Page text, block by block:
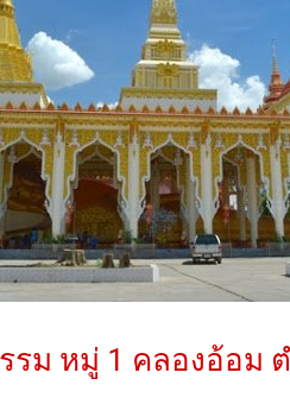
ม หมู่ 1 คลองอ้อม